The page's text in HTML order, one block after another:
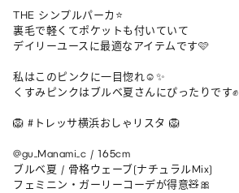
THE シンプルパーカ⭐️
裏毛で軽くてポケットも付いていて
デイリーユースに最適なアイテムです🩷
私はこのピンクに一目惚れ☺️✨
くすみピンクはブルベ夏さんにぴったりです✊
🦁 #トレッサ横浜おしゃリスタ 🦁
@gu_Manami_c / 165cm
ブルベ夏 / 骨格ウェーブ(ナチュラルMix)
フェミニン・ガーリーコーデが得意🧸🎀